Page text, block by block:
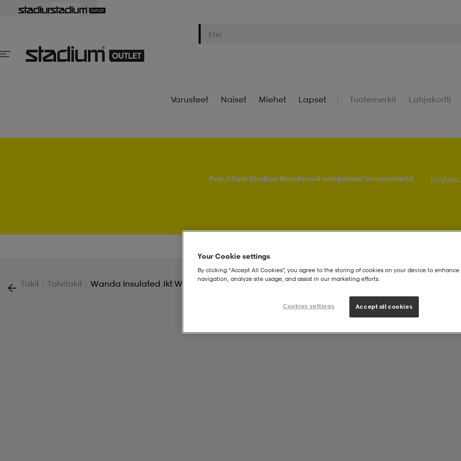
Varusteet Naiset Miehet Lapset Tuotemerkit Lahjakortti
Psst..! Saat Stadium Memberinä ostoksistasi bonuspisteitä. Kirjaudu
Takit Talvitakit Wanda Insulated Jkt W
Your Cookie settings
By clicking “Accept All Cookies”, you agree to the storing of cookies on your device to enhance
navigation, analyze site usage, and assist in our marketing efforts.
Cookies settings Accept all cookies